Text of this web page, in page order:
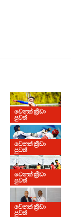
වෙනත් ක්‍රීඩා
පුවත්
වෙනත් ක්‍රීඩා
පුවත්
වෙනත් ක්‍රීඩා
පුවත්
වෙනත් ක්‍රීඩා
පුවත්